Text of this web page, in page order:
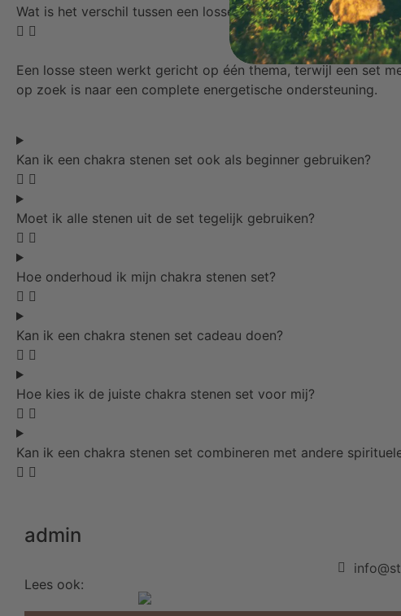
Wat is het verschil tussen een losse steen en een chakra
Een losse steen werkt gericht op één thema, terwijl een set
op zoek is naar een complete energetische ondersteuning.
Kan ik een chakra stenen set ook als beginner gebruiken?
Moet ik alle stenen uit de set tegelijk gebruiken?
Hoe onderhoud ik mijn chakra stenen set?
Kan ik een chakra stenen set cadeau doen?
Hoe kies ik de juiste chakra stenen set voor mij?
Kan ik een chakra stenen set combineren met andere
admin
Lees ook: